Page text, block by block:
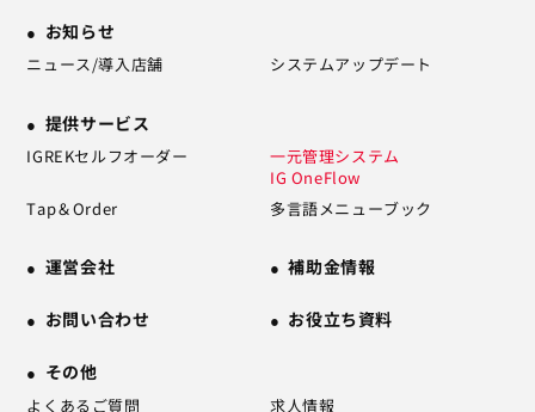
お知らせ
ニュース/導入店舗 システムアップデート
提供サービス
IGREKセルフオーダー
一元管理システム
IG OneFlow
Tap＆Order
多言語メニューブック
運営会社 補助金情報
お問い合わせ お役立ち資料
その他
よくあるご質問 求人情報